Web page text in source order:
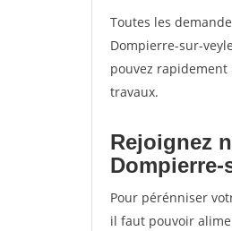
Toutes les
Dompierre-sur-
pouvez
travaux.
Rejoignez
Dompierre-
Pour pérénniser
il faut pouvoir